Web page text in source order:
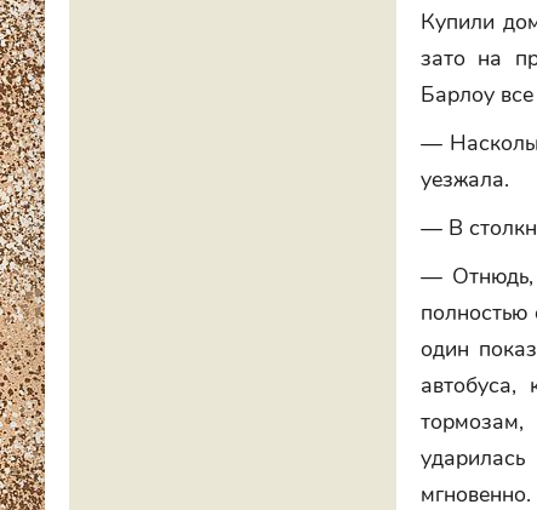
Купили
зато на
Барлоу
—
уезжала.
— В
— Отнюдь,
один
мгновенно.